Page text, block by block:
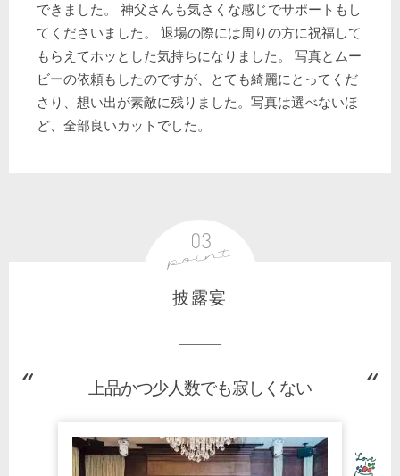
できました。 神父さんも気さくな感じでサポートもし
てくださいました。 退場の際には周りの方に祝福して
もらえてホッとした気持ちになりました。 写真とムー
ビーの依頼もしたのですが、とても綺麗にとってくだ
さり、想い出が素敵に残りました。写真は選べないほ
ど、全部良いカットでした。
披露宴
上品かつ少人数でも寂しくない